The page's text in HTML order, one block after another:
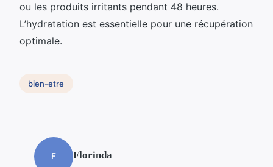
ou les produits irritants pendant 48 heures.
L’hydratation est essentielle pour une récupération
optimale.
bien-etre
F Florinda